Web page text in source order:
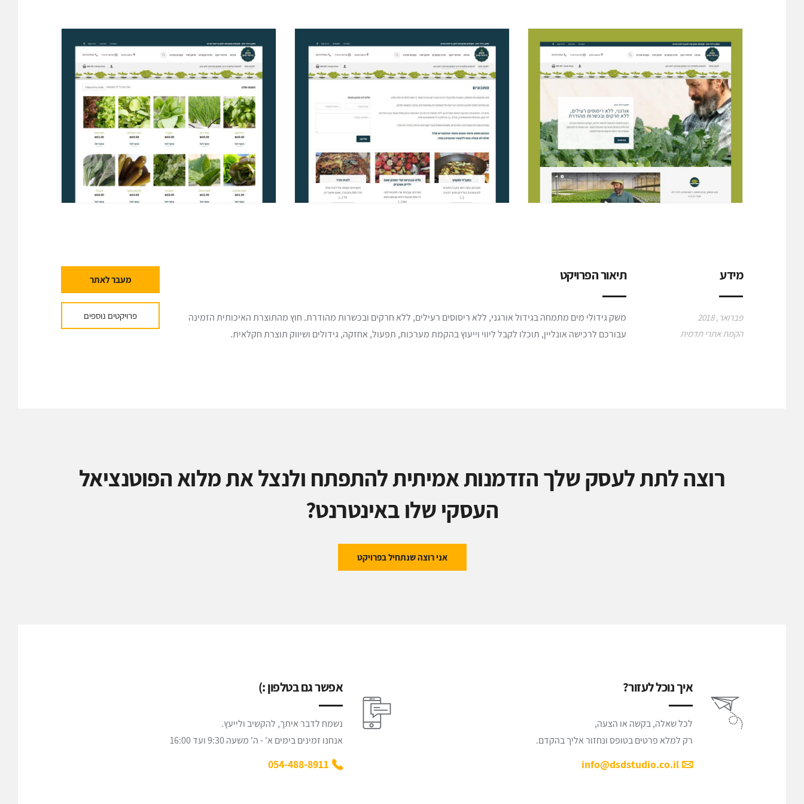
מידע
פברואר, 2018
הקמת אתרי תדמית
תיאור הפרויקט
משק גידולי מים מתמחה בגידול אורגני, ללא ריסוסים רעילים, ללא חרקים ובכשרות מהודרת. חוץ מהתוצרת האיכותית הזמינה
עבורכם לרכישה אונליין, תוכלו לקבל ליווי וייעוץ בהקמת מערכות, תפעול, אחזקה, גידולים ושיווק תוצרת חקלאית.
מעבר לאתר
פרויקטים נוספים
רוצה לתת לעסק שלך הזדמנות אמיתית להתפתח ולנצל את מלוא הפוטנציאל
העסקי שלו באינטרנט?
אני רוצה שנתחיל בפרויקט
איך נוכל לעזור?
לכל שאלה, בקשה או הצעה,
רק למלא פרטים בטופס ונחזור אליך בהקדם.
info@dsdstudio.co.il
אפשר גם בטלפון :)
נשמח לדבר איתך, להקשיב ולייעץ.
אנחנו זמינים בימים א' - ה' משעה 9:30 ועד 16:00
054-488-8911